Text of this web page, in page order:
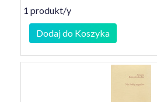
1 produkt/y
Dodaj do Koszyka